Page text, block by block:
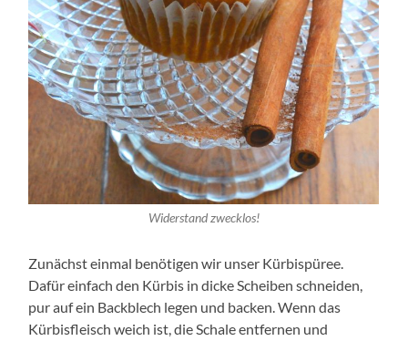
Widerstand zwecklos!
Zunächst einmal benötigen wir unser Kürbispüree.
Dafür einfach den Kürbis in dicke Scheiben schneiden,
pur auf ein Backblech legen und backen. Wenn das
Kürbisfleisch weich ist, die Schale entfernen und